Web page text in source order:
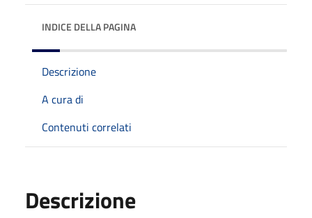
INDICE DELLA PAGINA
Descrizione
A cura di
Contenuti correlati
Descrizione